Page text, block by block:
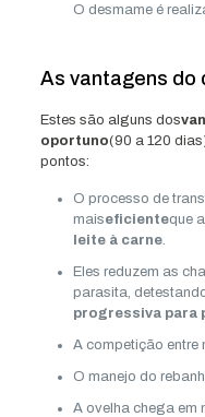
O desmame é
As vantagens do
Estes são alguns dos
oportuno(90 a 120
pontos:
O processo de
maiseficienteque
leite à carne.
Eles reduzem as
parasita,
progressiva para
A competição entre
O manejo do
A ovelha chega em